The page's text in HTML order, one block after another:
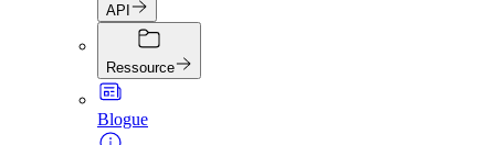
API
Ressource
Blogue